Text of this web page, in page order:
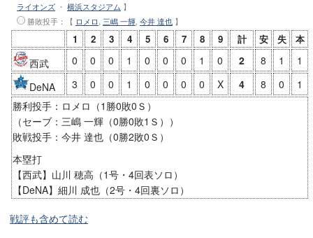
ライオンズ ・ 横浜スタジアム 】
勝敗投手 ：【 ロメロ 三嶋 一輝 今井 達也 】
1 2 3 4 5 6 7 8 9 計 安 失 本
西武 0 0 0 1 0 0 0 1 0 2 8 1
1
DeNA
3 0 0 1 0 0 0 0 X 4 8 0
1
勝利投手：ロメロ（1勝0敗0Ｓ）
（セーブ：三嶋 一輝（0勝0敗1Ｓ））
敗戦投手：今井 達也（0勝2敗0Ｓ）
本塁打
【西武】山川 穂高（1号・4回表ソロ）
【DeNA】細川 成也（2号・4回裏ソロ）
戦評も含めて読む